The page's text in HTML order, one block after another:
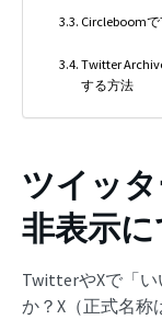
Circleboom
Twitter
する方法
ツイッ
非表示
TwitterやXで「
か？X（正式名